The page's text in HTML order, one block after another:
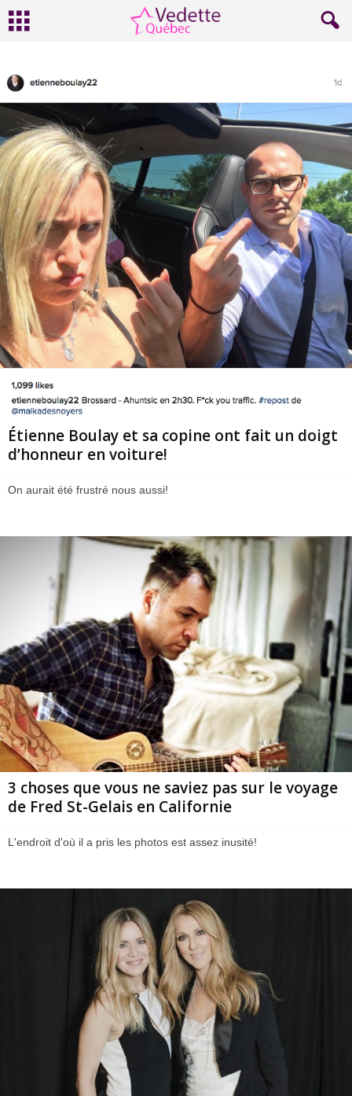
Étienne Boulay et sa copine ont fait un doigt
d’honneur en voiture!
On aurait été frustré nous aussi!
3 choses que vous ne saviez pas sur le voyage
de Fred St-Gelais en Californie
L'endroit d'où il a pris les photos est assez inusité!